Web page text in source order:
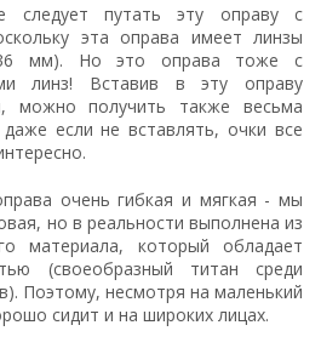
следует путать эту оправу с
эта оправа имеет линзы
мм). Но это оправа тоже с
линз! Вставив в эту оправу
можно получить также весьма
если не вставлять, очки все
очень гибкая и мягкая - мы
но в реальности выполнена из
материала, который обладает
(своеобразный титан среди
Поэтому, несмотря на маленький
сидит и на широких лицах.